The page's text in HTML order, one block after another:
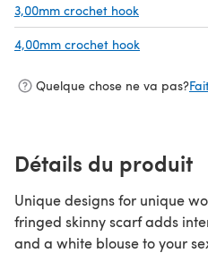
3,00mm crochet hook
4,00mm crochet hook
Quelque chose ne va pas?
Détails du produit
Unique designs for unique
fringed skinny scarf adds
and a white blouse to your